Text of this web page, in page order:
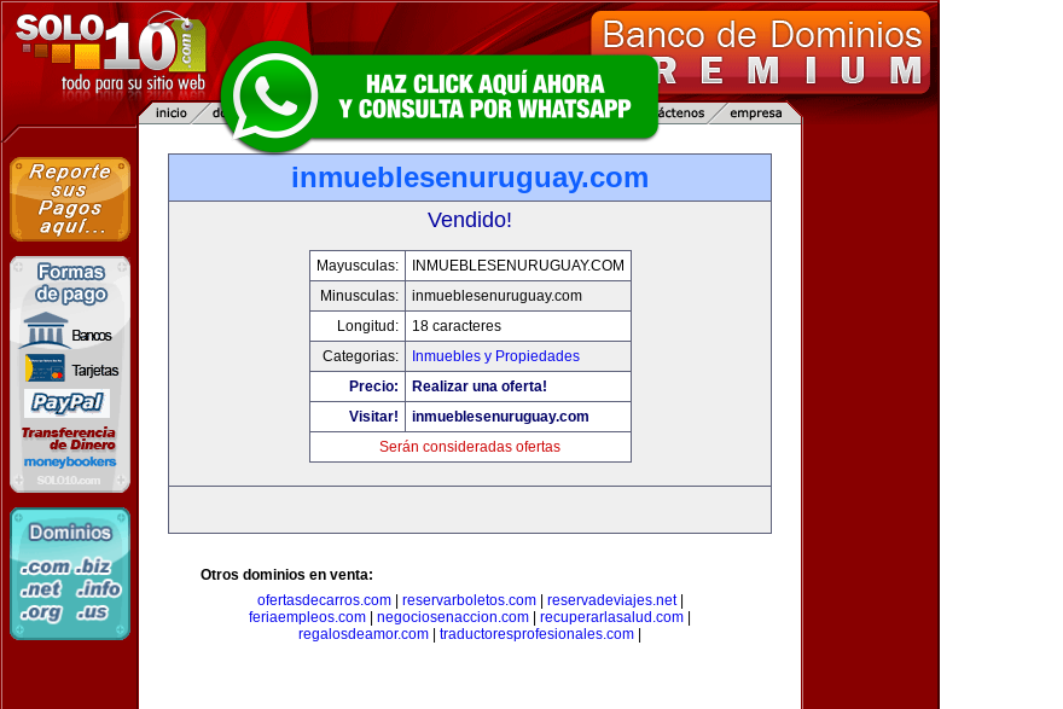
inmueblesenuruguay.com
Vendido!
Mayusculas:
INMUEBLESENURUGUAY.COM
Minusculas:
inmueblesenuruguay.com
Longitud:
18 caracteres
Categorias:
Inmuebles y Propiedades
Precio:
Realizar una oferta!
Visitar!
inmueblesenuruguay.com
Serán consideradas ofertas
Otros dominios en venta:
ofertasdecarros.com| reservarboletos.com| reservadeviajes.net|
feriaempleos.com
negociosenaccion.com recuperarlasalud.com
regalosdeamor.com
traductoresprofesionales.com